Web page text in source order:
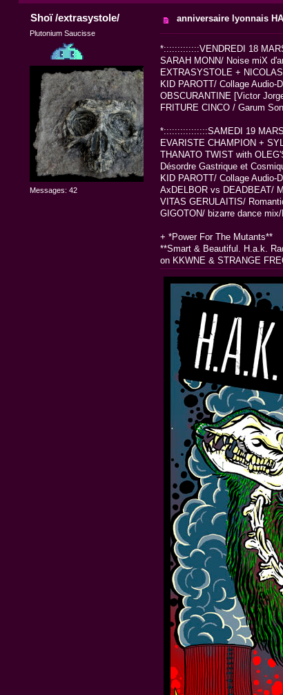
Shoï /extrasystole/
Plutonium Saucisse
Messages: 42
anniversaire lyonnais
*:::::::::::::VENDREDI 18
SARAH MONN/ Noise miX
EXTRASYSTOLE +
KID PAROTT/ Collage Audio-
OBSCURANTINE [Victor
FRITURE CINCO / Garum
*::::::::::::::::SAMEDI 19
EVARISTE CHAMPION +
THANATO TWIST with
Désordre Gastrique et
KID PAROTT/ Collage Audio-
AxDELBOR vs DEADBEAT/
VITAS GERULAITIS/
GIGOTON/ bizarre dance
+ *Power For The Mutants**
**Smart & Beautiful. H.a.k.
on KKWNE & STRANGE